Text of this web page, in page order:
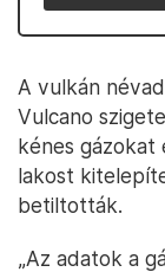
A vulkán
Vulcano
kénes
lakost
betiltották.
„Az adatok a